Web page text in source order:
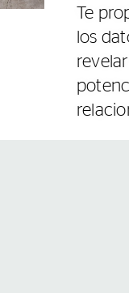
Te
los